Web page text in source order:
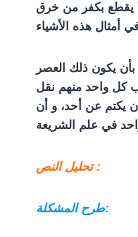
يقطع بكفر من خرق
يكون ذلك العصر
كل واحد منهم نقل
يكتم عن أحد، و أن
تحليل النص :
طرح المشكلة: